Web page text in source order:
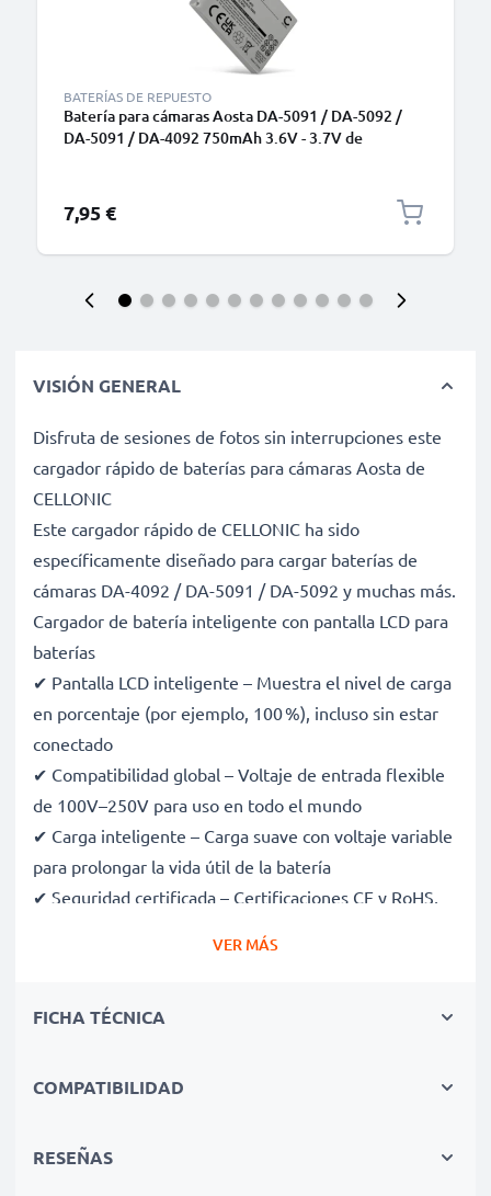
BATERÍAS DE REPUESTO
Batería para cámaras Aosta DA-5091 / DA-5092 /
DA-5091 / DA-4092 750mAh 3.6V - 3.7V de
7,95 €
VISIÓN GENERAL
Disfruta de sesiones de fotos sin interrupciones este
cargador rápido de baterías para cámaras Aosta de
CELLONIC
Este cargador rápido de CELLONIC ha sido
específicamente diseñado para cargar baterías de
cámaras DA-4092 / DA-5091 / DA-5092 y muchas más.
Cargador de batería inteligente con pantalla LCD para
baterías
✔ Pantalla LCD inteligente – Muestra el nivel de carga
en porcentaje (por ejemplo, 100 %), incluso sin estar
conectado
✔ Compatibilidad global – Voltaje de entrada flexible
de 100V–250V para uso en todo el mundo
✔ Carga inteligente – Carga suave con voltaje variable
para prolongar la vida útil de la batería
✔ Seguridad certificada – Certificaciones CE y RoHS,
bolsa de cámara
de carga flexible y resistente, con fuente de
VER MÁS
FICHA TÉCNICA
COMPATIBILIDAD
RESEÑAS